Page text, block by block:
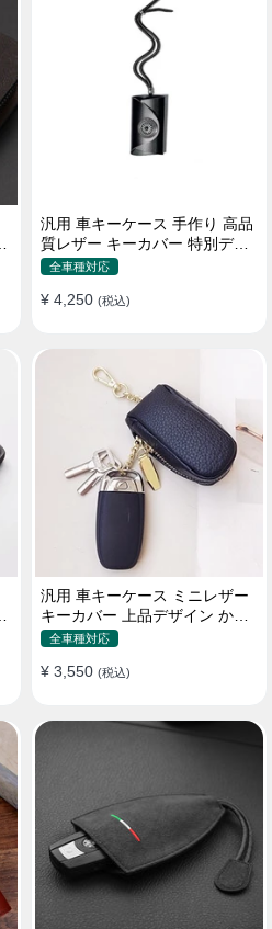
汎用 車キーケース 手作り 高品
質レザー キーカバー 特別デザ
イン 手触りいい
全車種対応
¥ 4,250 (税込)
汎用 車キーケース ミニレザー
キーカバー 上品デザイン かわ
いい マカロン色
全車種対応
¥ 3,550 (税込)